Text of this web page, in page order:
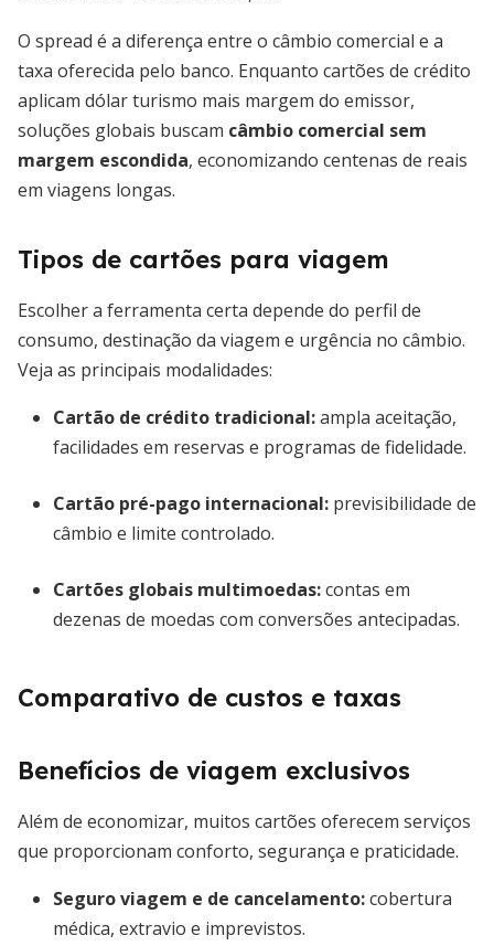
O spread é a diferença entre o câmbio comercial e a
taxa oferecida pelo banco. Enquanto cartões de crédito
aplicam dólar turismo mais margem do emissor,
soluções globais buscam câmbio comercial sem
margem escondida, economizando centenas de reais
em viagens longas.
Tipos de cartões para viagem
Escolher a ferramenta certa depende do perfil de
consumo, destinação da viagem e urgência no câmbio.
Veja as principais modalidades:
Cartão de crédito tradicional:ampla aceitação,
facilidades em reservas e programas de fidelidade.
Cartão pré-pago internacional: previsibilidade de
câmbio e limite controlado.
Cartões globais multimoedas:contas em
dezenas de moedas com conversões antecipadas.
Comparativo de custos e taxas
Benefícios de viagem exclusivos
Além de economizar, muitos cartões oferecem serviços
que proporcionam conforto, segurança e praticidade.
Seguro viagem e de cancelamento:cobertura
médica, extravio e imprevistos.